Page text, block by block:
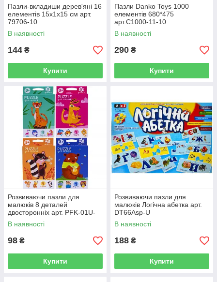
Пазли-вкладиши дерев'яні 16
елементів 15х1х15 см арт.
79706-10
В наявності
144 ₴
Купити
Пазли Danko Toys 1000
елементів 680*475
арт.C1000-11-10
В наявності
290 ₴
Купити
Розвиваючи пазли для
малюків 8 деталей
двосторонніх арт. PFK-01U-
04U
В наявності
98 ₴
Купити
Розвиваючи пазли для
малюків Логічна абетка арт.
DT66Asp-U
В наявності
188 ₴
Купити